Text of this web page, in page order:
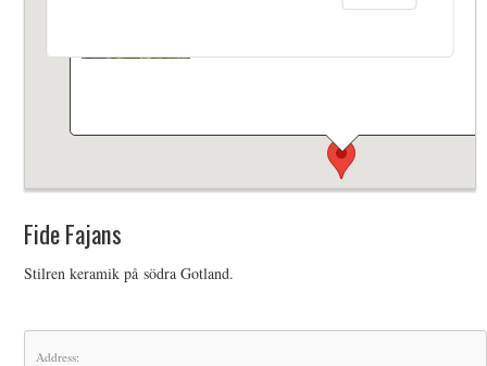
Fide Fajans
Stilren keramik på södra Gotland.
Address: